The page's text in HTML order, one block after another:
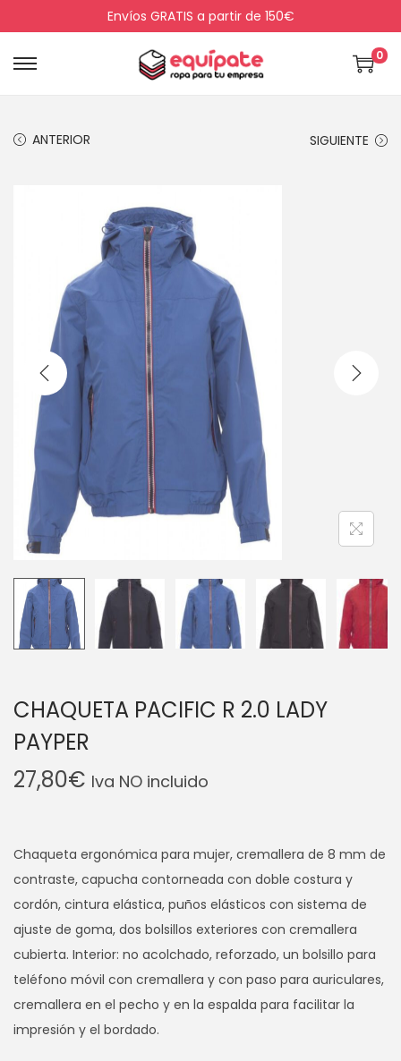
Envíos GRATIS a partir de 150€
0
ANTERIOR SIGUIENTE
CHAQUETA PACIFIC R 2.0 LADY
PAYPER
27,80€ Iva NO incluido
Chaqueta ergonómica para mujer, cremallera de 8 mm de
contraste, capucha contorneada con doble costura y
cordón, cintura elástica, puños elásticos con sistema de
ajuste de goma, dos bolsillos exteriores con cremallera
cubierta. Interior: no acolchado, reforzado, un bolsillo para
teléfono móvil con cremallera y con paso para auriculares,
cremallera en el pecho y en la espalda para facilitar la
impresión y el bordado.